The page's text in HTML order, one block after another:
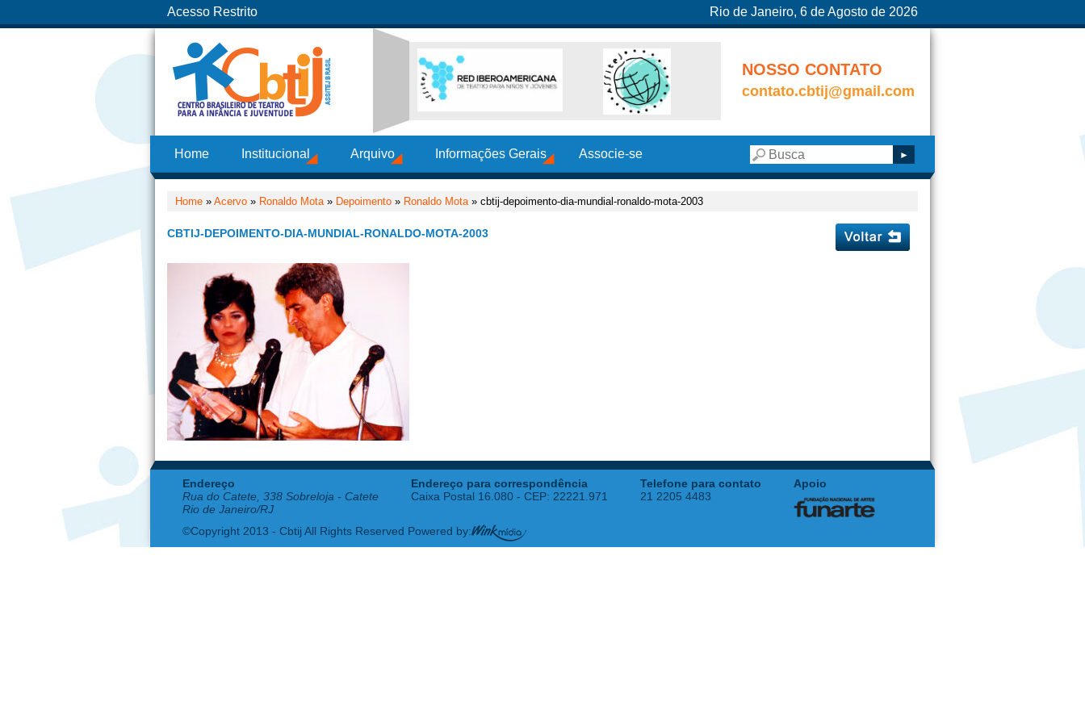
Acesso Restrito Rio de Janeiro, 6 de Agosto de 2026
NOSSO CONTATO
contato.cbtij@gmail.com
Home Institucional Arquivo Informações Gerais Associe-se
Home » Acervo » Ronaldo Mota» Depoimento » Ronaldo Mota» cbtij-depoimento-dia-mundial-ronaldo-mota-2003
CBTIJ-DEPOIMENTO-DIA-MUNDIAL-RONALDO-MOTA-2003
Endereço
Rua do Catete, 338 Sobreloja - Catete
Rio de Janeiro/RJ
Endereço para correspondência
Caixa Postal 16.080 - CEP: 22221.971
Telefone para contato
21 2205 4483
Apoio
©Copyright 2013 - Cbtij All Rights Reserved Powered by: